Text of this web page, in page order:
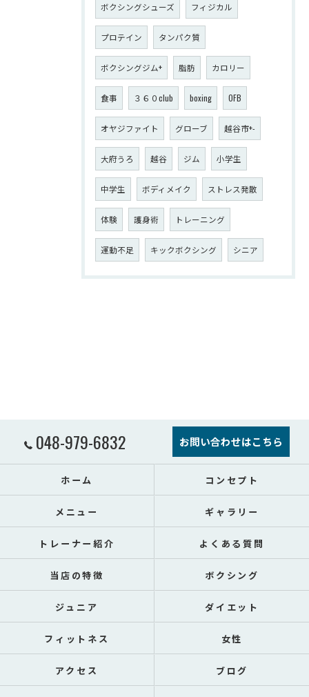
ボクシングシューズ フィジカル
プロテイン タンパク質
ボクシングジム+ 脂肪 カロリー
食事 ３６０club boxing OFB
オヤジファイト グローブ 越谷市+-
大府うろ 越谷 ジム 小学生
中学生 ボディメイク ストレス発散
体験 護身術 トレーニング
運動不足 キックボクシング シニア
048-979-6832 お問い合わせはこちら
ホーム コンセプト
メニュー ギャラリー
トレーナー紹介 よくある質問
当店の特徴 ボクシング
ジュニア ダイエット
フィットネス 女性
アクセス ブログ